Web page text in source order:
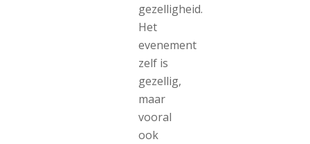
gezelligheid.
Het
evenement
zelf is
gezellig,
maar
vooral
ook